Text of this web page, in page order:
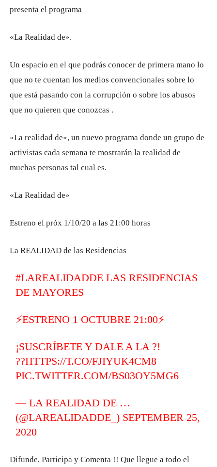
presenta el programa
«La Realidad de».
Un espacio en el que podrás conocer de primera mano lo
que no te cuentan los medios convencionales sobre lo
que está pasando con la corrupción o sobre los abusos
que no quieren que conozcas .
«La realidad de», un nuevo programa donde un grupo de
activistas cada semana te mostrarán la realidad de
muchas personas tal cual es.
«La Realidad de»
Estreno el próx 1/10/20 a las 21:00 horas
La REALIDAD de las Residencias
#LAREALIDADDE LAS RESIDENCIAS
DE MAYORES
⚡️ESTRENO 1 OCTUBRE 21:00⚡️
¡SUSCRÍBETE Y DALE A LA ?!
??HTTPS://T.CO/FJIYUK4CM8
PIC.TWITTER.COM/BS03OY5MG6
— LA REALIDAD DE …
(@LAREALIDADDE_) SEPTEMBER 25,
2020
Difunde, Participa y Comenta !! Que llegue a todo el